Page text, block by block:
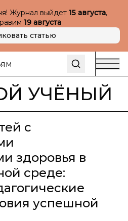
Журнал выйдет 15 августа,
19 августа
статью
УЧЁНЫЙ
с
здоровья в
среде:
успешной